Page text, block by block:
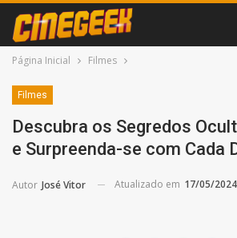
Página Inicial Filmes
Filmes
Descubra os Segredos
e Surpreenda-se com Cada
Autor José Vitor Atualizado em 17/05/